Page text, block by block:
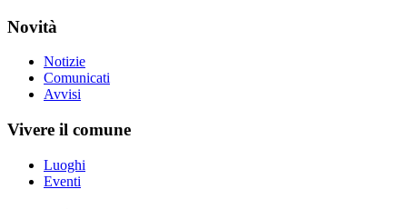
Novità
Notizie
Comunicati
Avvisi
Vivere il comune
Luoghi
Eventi